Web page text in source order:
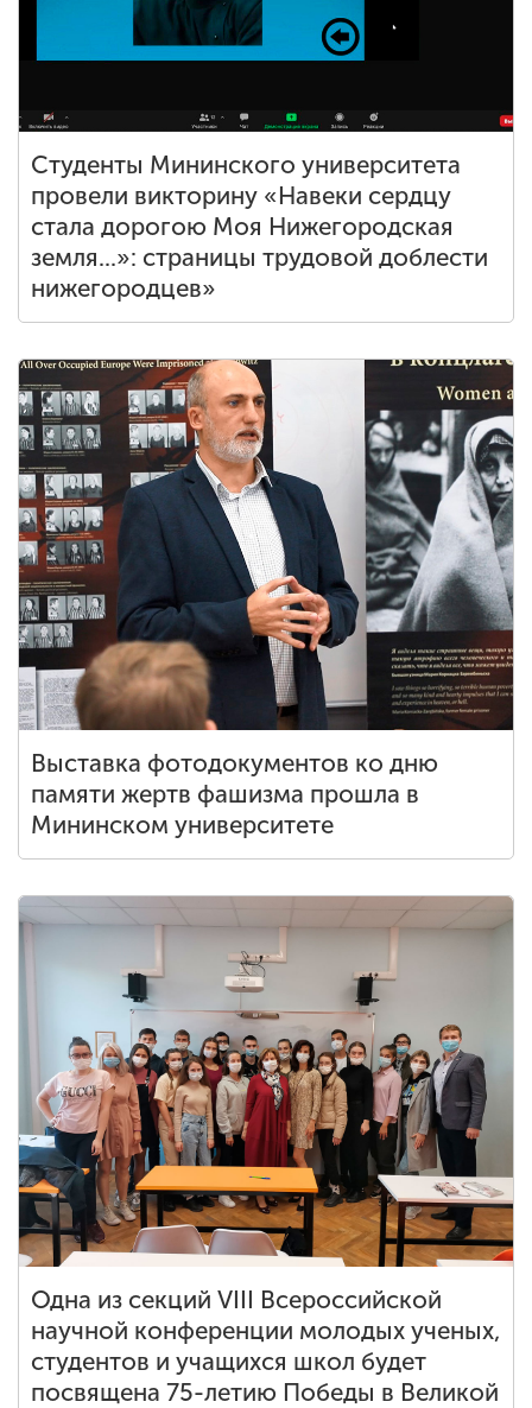
Студенты Мининского университета
провели викторину «Навеки сердцу
стала дорогою Моя Нижегородская
земля...»: страницы трудовой доблести
нижегородцев»
Выставка фотодокументов ко дню
памяти жертв фашизма прошла в
Мининском университете
Одна из секций VIII Всероссийской
научной конференции молодых ученых,
студентов и учащихся школ будет
посвящена 75-летию Победы в Великой